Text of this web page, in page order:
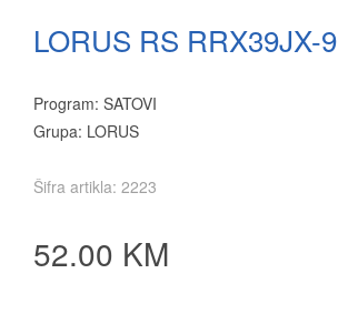
LORUS RS RRX39JX-9
Program: SATOVI
Grupa: LORUS
Šifra artikla: 2223
52.00 KM